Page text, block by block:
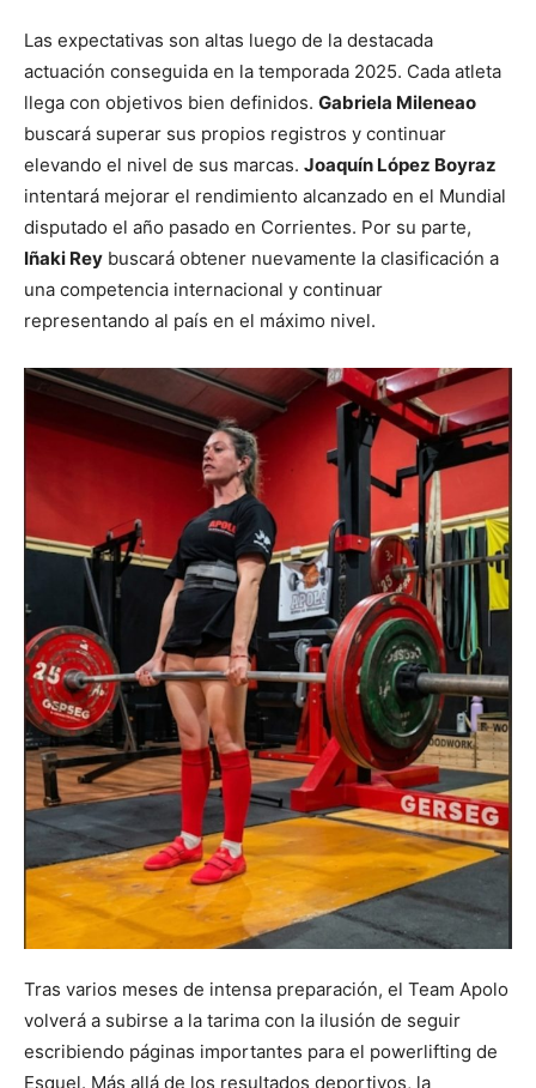
Las expectativas son altas luego de la destacada
actuación conseguida en la temporada 2025. Cada atleta
llega con objetivos bien definidos. Gabriela Mileneao
buscará superar sus propios registros y continuar
elevando el nivel de sus marcas. Joaquín López Boyraz
intentará mejorar el rendimiento alcanzado en el Mundial
disputado el año pasado en Corrientes. Por su parte,
Iñaki Rey buscará obtener nuevamente la clasificación a
una competencia internacional y continuar
representando al país en el máximo nivel.
Tras varios meses de intensa preparación, el Team Apolo
volverá a subirse a la tarima con la ilusión de seguir
escribiendo páginas importantes para el powerlifting de
Esquel. Más allá de los resultados deportivos, la